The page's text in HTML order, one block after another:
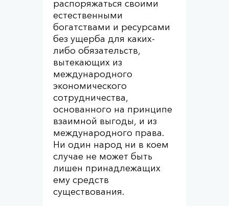
распоряжаться своими
естественными
богатствами и ресурсами
без ущерба для каких-
либо обязательств,
вытекающих из
международного
экономического
сотрудничества,
основанного на принципе
взаимной выгоды, и из
международного права.
Ни один народ ни в коем
случае не может быть
лишен принадлежащих
ему средств
существования.